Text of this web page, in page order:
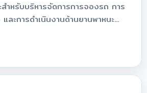
ำหรับบริหารจัดการการจองรถ การ
ละการดำเนินงานด้านยานพาหนะ
ระบบปฏิทินการจอง ขั้นตอนการ
ลการเดินทาง รายงานสถิติ และการ
ลาง เพื่อเพิ่มประสิทธิภาพการให้
นงานด้านการเดินทางของสถาบัน